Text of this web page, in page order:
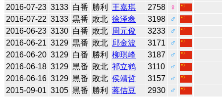
2016-07-23 3133 白番 勝利 王嘉琪 2758
♀
2016-07-22 3133 黒番 敗北 徐泽鑫 3198
♂
2016-06-23 3130 白番 敗北 周元俊 3233
♂
2016-06-21 3129 黒番 敗北 邱金波 3171
♂
2016-06-20 3129 白番 勝利 柳琪峰 3187
♂
2016-06-18 3129 黒番 敗北 祁立鹤 3110
♂
2016-06-16 3129 黒番 敗北 侯靖哲 3157
♂
2015-09-01 3105 黒番 勝利 蒋佶豆 2930
♂